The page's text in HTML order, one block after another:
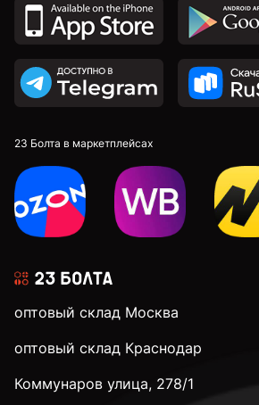
23 Болта в маркетплейсах
оптовый склад Москва
оптовый склад Краснодар
Коммунаров улица, 278/1